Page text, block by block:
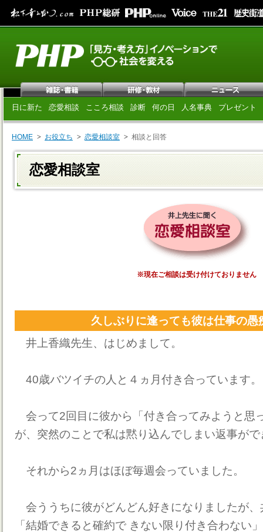
日に新た 恋愛相談 こころ相談 診断 何の日 人名事典 プレゼント
HOME お役立ち 恋愛相談室 相談と回答
恋愛相談室
※現在ご相談は受け付けておりません
久しぶりに逢っても彼は仕事の愚
井上香織先生、はじめまして。
40歳バツイチの人と４ヵ月付き合っています。
会って2回目に彼から「付き合ってみようと思
が、突然のことで私は黙り込んでしまい返事が
それから2ヵ月はほぼ毎週会っていました。
会ううちに彼がどんどん好きになりましたが、
「結婚できると確約で きない限り付き合わない